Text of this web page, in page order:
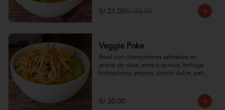
S/ 21.00S/ 30.00
Veggie Poke
Bowl con champiñones salteados en
aceite de oliva, arroz o quinua, lechuga
hidropónica, pepino, choclo dulce, palta,
S/ 30.00